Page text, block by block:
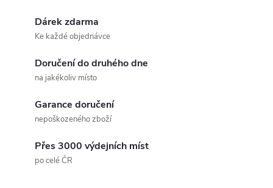
Dárek zdarma
Ke každé objednávce
Doručení do druhého dne
na jakékoliv místo
Garance doručení
nepoškozeného zboží
Přes 3000 výdejních míst
po celé ČR